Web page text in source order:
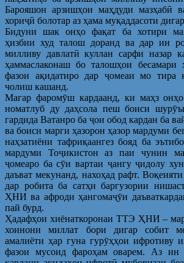
Барояшон арзишҳои маҳдуди мазҳабӣ
хориҷӣ болотар аз ҳама муқаддасоти
Бидуни шак онҳо фақат ба хотири
ҳизбии худ талош доранд ва дар ин
милливу давлатӣ куллан сарфи назар
ҳаммаслаконаш бо талошҳои бесамари
фазои ақидатиро дар ҷомеаи мо тира
чолиш кашанд.
Магар фаромӯш кардаанд, ки маҳз
номатлуб ду даҳсола пеш боиси
гардида Ватанро ба ҷои обод кардан ба
ва боиси марги ҳазорон ҳазор мардуми
наҳзатиёни тафриқаангез бояд ба
мардуми Тоҷикистон аз паи чунин
ҷомеаро ба сӯи вартаи ҷангу ҷидолу
даъват мекунанд, нахоҳад рафт.
дар робита ба сатҳи баргузории
ҲНИ ва афроди ҳангомаҷӯи
пай бурд.
Ҳадафҳои хиёнаткоронаи ТТЭ ҲНИ –
хоинони миллат бори дигар собит
амалиёти ҳар гуна гурӯҳҳои ифротиву
фазои мусоид фароҳам оварем. Аз ин